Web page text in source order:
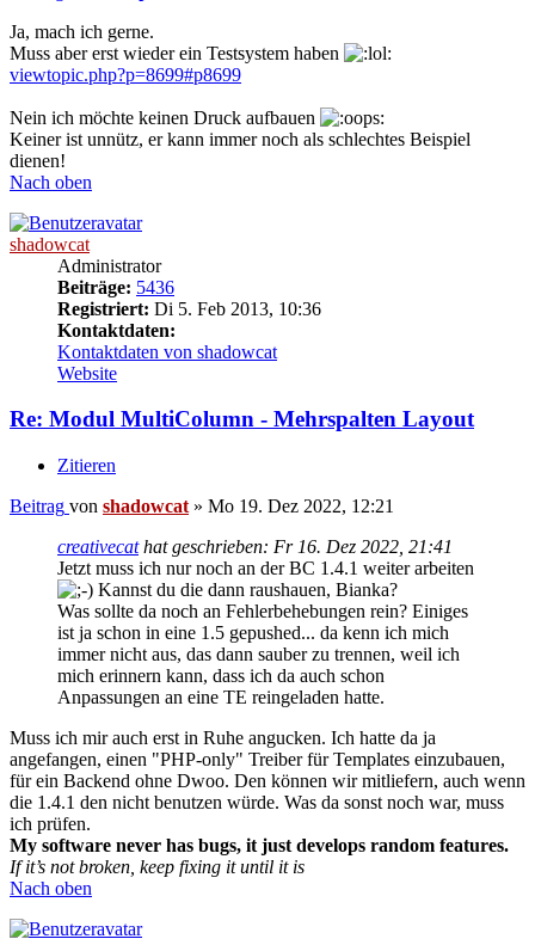
Ja, mach ich gerne.
Muss aber erst wieder ein Testsystem haben
viewtopic.php?p=8699#p8699
Nein ich möchte keinen Druck aufbauen
Keiner ist unnütz, er kann immer noch als schlechtes Beispiel
dienen!
Nach oben
shadowcat
Administrator
Beiträge: 5436
Registriert: Di 5. Feb 2013, 10:36
Kontaktdaten:
Kontaktdaten von shadowcat
Website
Re: Modul MultiColumn - Mehrspalten Layout
Zitieren
Beitrag von shadowcat » Mo 19. Dez 2022, 12:21
creativecathat geschrieben: Fr 16. Dez 2022, 21:41
Jetzt muss ich nur noch an der BC 1.4.1 weiter arbeiten
Kannst du die dann raushauen, Bianka?
Was sollte da noch an Fehlerbehebungen rein? Einiges
ist ja schon in eine 1.5 gepushed... da kenn ich mich
immer nicht aus, das dann sauber zu trennen, weil ich
mich erinnern kann, dass ich da auch schon
Anpassungen an eine TE reingeladen hatte.
Muss ich mir auch erst in Ruhe angucken. Ich hatte da ja
angefangen, einen "PHP-only" Treiber für Templates einzubauen,
für ein Backend ohne Dwoo. Den können wir mitliefern, auch wenn
die 1.4.1 den nicht benutzen würde. Was da sonst noch war, muss
ich prüfen.
My software never has bugs, it just develops random features.
If it’s not broken, keep fixing it until it is
Nach oben